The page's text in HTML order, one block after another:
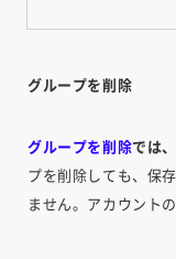
グループを削除
グループを削除では
プを削除しても、保
ません。アカウント